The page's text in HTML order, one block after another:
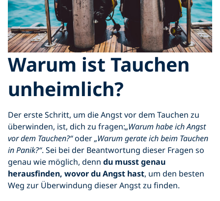
Warum ist Tauchen
unheimlich?
Der erste Schritt, um die Angst vor dem Tauchen zu
überwinden, ist, dich zu fragen:„Warum habe ich Angst
vor dem Tauchen?“oder„Warum gerate ich beim Tauchen
in Panik?“. Sei bei der Beantwortung dieser Fragen so
genau wie möglich, denn du musstgenau
herausfinden, wovor du Angst hast, um den besten
Weg zur Überwindung dieser Angst zu finden.